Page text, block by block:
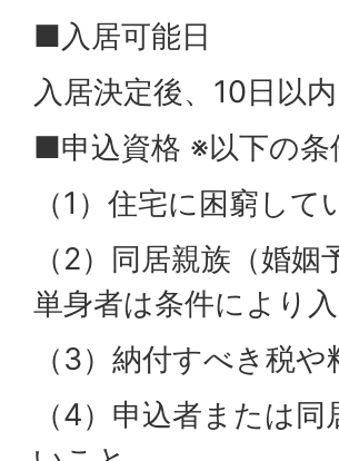
■入居可能日
入居決定後、10日以内
■申込資格 ※以下の
（1）住宅に困窮して
（2）同居親族（婚
単身者は条件により
（3）納付すべき税
（4）申込者または